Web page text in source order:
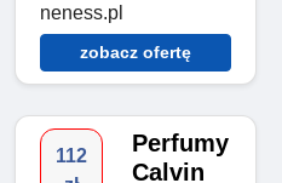
neness.pl
zobacz ofertę
112
Perfumy
Calvin